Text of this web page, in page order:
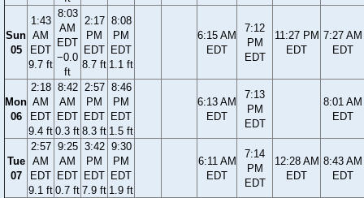
Sun
05
1:43
AM
EDT
9.7 ft
8:03
AM
EDT
−0.0
ft
2:17
PM
EDT
8.7 ft
8:08
PM
EDT
1.1 ft
6:15 AM
EDT
7:12
PM
EDT
11:27 PM
EDT
7:27 AM
EDT
Mon
06
2:18
AM
EDT
9.4 ft
8:42
AM
EDT
0.3 ft
2:57
PM
EDT
8.3 ft
8:46
PM
EDT
1.5 ft
6:13 AM
EDT
7:13
PM
EDT
8:01 AM
EDT
Tue
07
2:57
AM
EDT
9.1 ft
9:25
AM
EDT
0.7 ft
3:42
PM
EDT
7.9 ft
9:30
PM
EDT
1.9 ft
6:11 AM
EDT
7:14
PM
EDT
12:28 AM
EDT
8:43 AM
EDT